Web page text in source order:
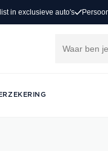
in exclusieve auto's
en klaar voor